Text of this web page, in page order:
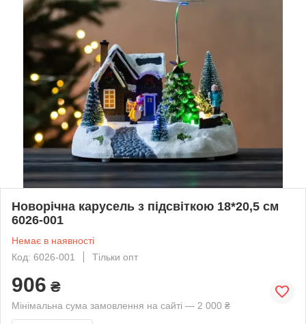
Новорічна карусель з підсвіткою 18*20,5 см
6026-001
Немає в наявності
Код: 6026-001
Тільки опт
906 ₴
Мінімальна сума замовлення на сайті — 2 000 ₴